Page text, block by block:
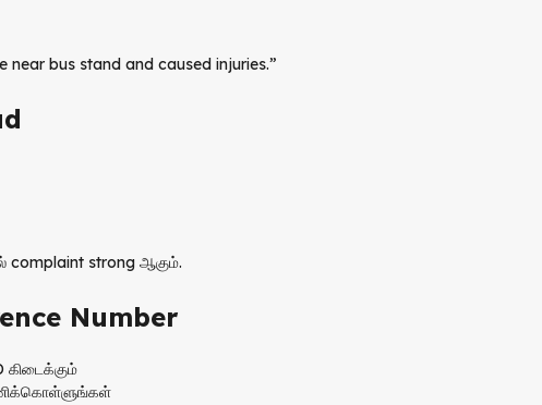
bus stand and caused injuries.”
complaint strong ஆகும்.
Number